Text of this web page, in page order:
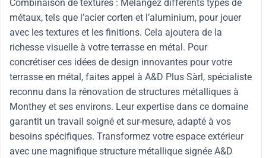
Combinaison de textures : Mélangez différents types de
métaux, tels que l’acier corten et l’aluminium, pour jouer
avec les textures et les finitions. Cela ajoutera de la
richesse visuelle à votre terrasse en métal. Pour
concrétiser ces idées de design innovantes pour votre
terrasse en métal, faites appel à A&D Plus Sàrl, spécialiste
reconnu dans la rénovation de structures métalliques à
Monthey et ses environs. Leur expertise dans ce domaine
garantit un travail soigné et sur-mesure, adapté à vos
besoins spécifiques. Transformez votre espace extérieur
avec une magnifique structure métallique signée A&D